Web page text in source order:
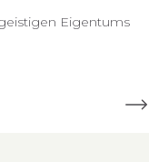
Eigentums